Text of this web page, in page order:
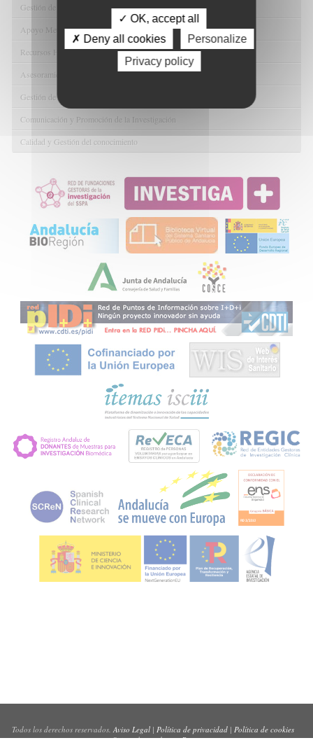
Gestión de Ayudas y Oportunidad de Financiación
Apoyo Metodológico y/o Estadístico
Recursos Humanos
Asesoramiento y Gestión Económica-Administrativa
Gestión de Convenios y Donaciones
Comunicación y Promoción de la Investigación
Calidad y Gestión del conocimiento
Todos los derechos reservados.Aviso Legal| Política de privacidad| Política de cookies
Sitio web creado porPynso
✓ OK, accept all
✗ Deny all cookies
Personalize
Privacy policy